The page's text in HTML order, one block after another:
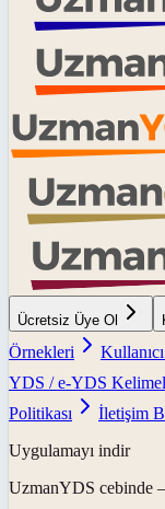
Ücretsiz Üye Ol
Örnekleri
YDS / e-YDS
Politikası
İletişim
Uygulamayı indir
UzmanYDS cebinde